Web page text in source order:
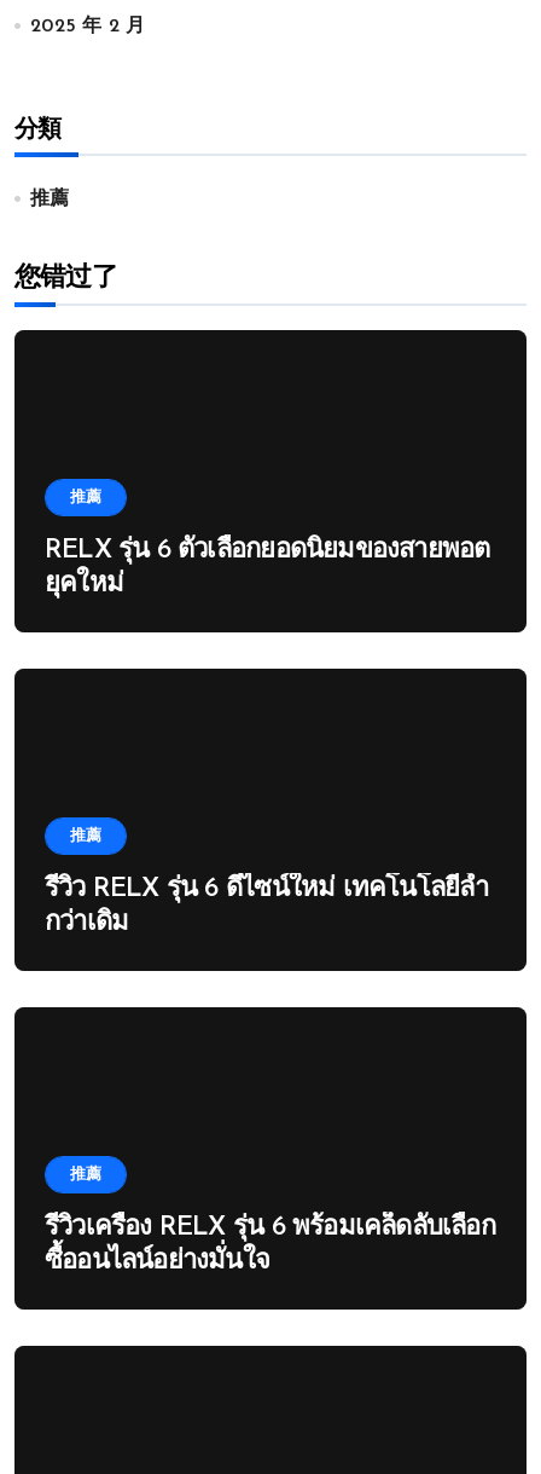
2025 年 2 月
分類
推薦
您错过了
推薦
RELX รุ่น 6 ตัวเลือกยอดนิยมของสายพอต
ยุคใหม่
推薦
รีวิว RELX รุ่น 6 ดีไซน์ใหม่ เทคโนโลยีล้ำ
กว่าเดิม
推薦
รีวิวเครื่อง RELX รุ่น 6 พร้อมเคล็ดลับเลือก
ซื้ออนไลน์อย่างมั่นใจ